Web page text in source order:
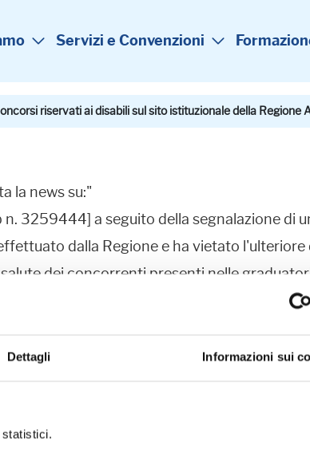
Dettagli Informazioni sui
Servizi e Convenzioni
riservati ai disabili sul sito istituzionale della Regione
la news su:"
n. 3259444] a seguito della segnalazione di
dalla Regione e ha vietato
dei concorrenti presenti nelle
gli elenchi dei candidati ammessi e
alle categorie dei disabili. Alcune centinaia
e la specifica indicazione "ammesso/non
generalità nei più diffusi motori di ricerca
di conformare per il futuro la
materia di trasparenza e pubblicità (doc